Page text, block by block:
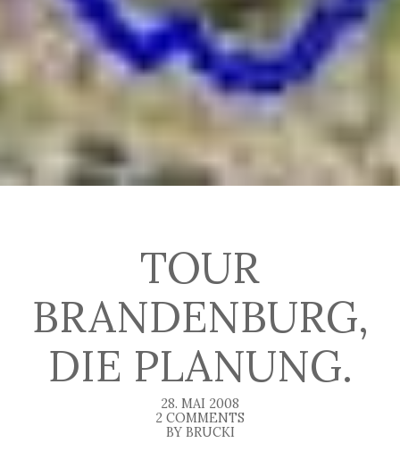
TOUR
BRANDENBURG,
DIE PLANUNG.
28. MAI 2008
2 COMMENTS
BY BRUCKI